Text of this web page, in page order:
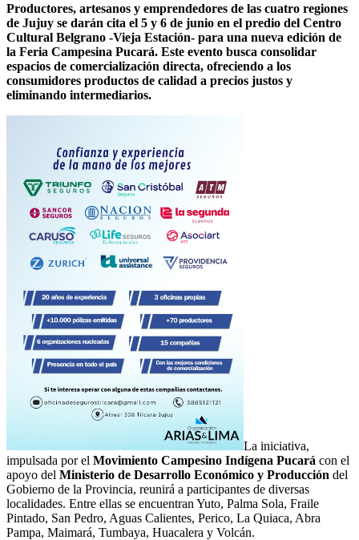
Productores, artesanos y emprendedores de las cuatro regiones
de Jujuy se darán cita el 5 y 6 de junio en el predio del Centro
Cultural Belgrano -Vieja Estación- para una nueva edición de
la Feria Campesina Pucará. Este evento busca consolidar
espacios de comercialización directa, ofreciendo a los
consumidores productos de calidad a precios justos y
eliminando intermediarios.
La iniciativa,
impulsada por el Movimiento Campesino Indígena Pucará con el
apoyo del Ministerio de Desarrollo Económico y Producción del
Gobierno de la Provincia, reunirá a participantes de diversas
localidades. Entre ellas se encuentran Yuto, Palma Sola, Fraile
Pintado, San Pedro, Aguas Calientes, Perico, La Quiaca, Abra
Pampa, Maimará, Tumbaya, Huacalera y Volcán.